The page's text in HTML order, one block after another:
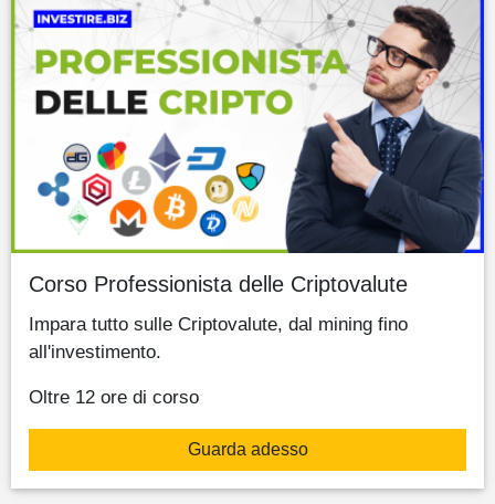
Corso Professionista delle Criptovalute
Impara tutto sulle Criptovalute, dal mining fino
all'investimento.
Oltre 12 ore di corso
Guarda adesso